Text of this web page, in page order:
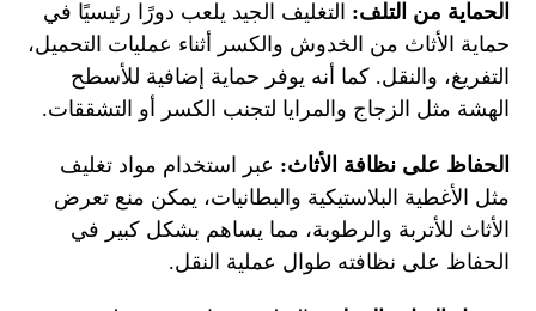
الحماية من التلف: التغليف الجيد يلعب دورًا رئيسيًا في
حماية الأثاث من الخدوش والكسر أثناء عمليات التحميل،
التفريغ، والنقل. كما أنه يوفر حماية إضافية للأسطح
الهشة مثل الزجاج والمرايا لتجنب الكسر أو التشققات.
الحفاظ على نظافة الأثاث: عبر استخدام مواد تغليف
مثل الأغطية البلاستيكية والبطانيات، يمكن منع تعرض
الأثاث للأتربة والرطوبة، مما يساهم بشكل كبير في
الحفاظ على نظافته طوال عملية النقل.